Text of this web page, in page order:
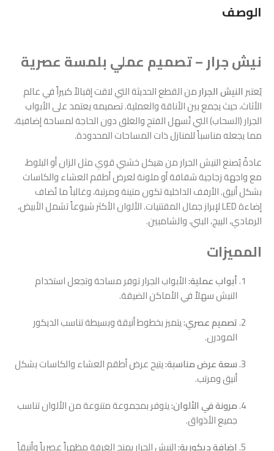
الوصف
نيش جرار – تصميم عملي بلمسة عصرية
يُعتبر النيش الجرارمن القطع الحديثة التي لاقت إقبالاً كبيراً في عالم
الأثاث، حيث يجمع بين الأناقة والعملية. تصميمه يعتمد على الأبواب
الجرار (السحاب) التي تُسهل الفتح والغلق دون الحاجة لمساحة إضافية،
مما يجعله مناسباً للمنازل ذات المساحات المحدودة.
عادةً يُصنع النيش الجرار من هيكل خشبي قوي مثل الزان أو البلوط،
مع واجهة زجاجية شفافة أو ملونة لعرض أطقم العشاء والكاسات
بشكل أنيق. الأرفف الداخلية تكون متينة ومرتبة، وغالباً ما تُضاف
إضاءة LED لإبراز جمال المقتنيات. الألوان الأكثر شيوعاً تشمل الأبيض،
الرمادي، البيج، البني، والشامبين.
المميزات
أبواب عملية:الأبواب الجرار توفر مساحة وتجعل استخدام
النيش سهلاً في الأماكن الضيقة.
تصميم عصري:يتميز بخطوط أنيقة وبسيطة تناسب الديكور
المودرن.
سعة عرض مناسبة:يتيح عرض أطقم العشاء والكاسات بشكل
أنيق ومرتب.
مرونة في الألوان:يتوفر بمجموعة متنوعة من الألوان تناسب
جميع الأذواق.
إضافة ديكورية:النيش الجرار يمنح الغرفة مظهراً عصرياً وأنيقاً